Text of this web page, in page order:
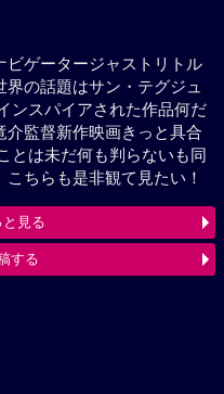
千ナビゲータージャス
レスコープ世界の話題
子様,本篇もまた星にイ
と想い出しながら。ま
具合が悪くなるの中の
も判らないも同名作品を
らも是非観て見たい！
と見る
する